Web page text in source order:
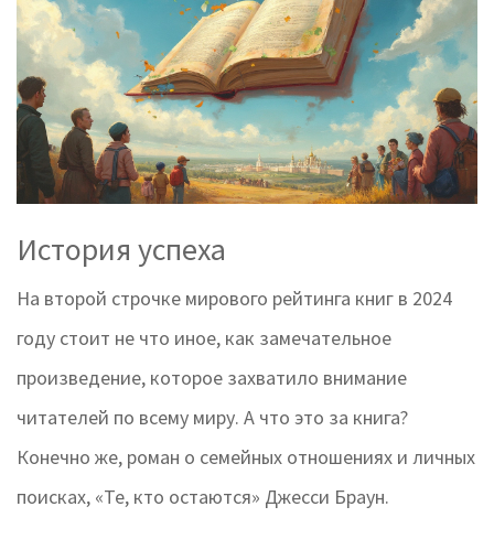
История успеха
На второй строчке мирового рейтинга книг в 2024
году стоит не что иное, как замечательное
произведение, которое захватило внимание
читателей по всему миру. А что это за книга?
Конечно же, роман о семейных отношениях и личных
поисках, «Те, кто остаются» Джесси Браун.